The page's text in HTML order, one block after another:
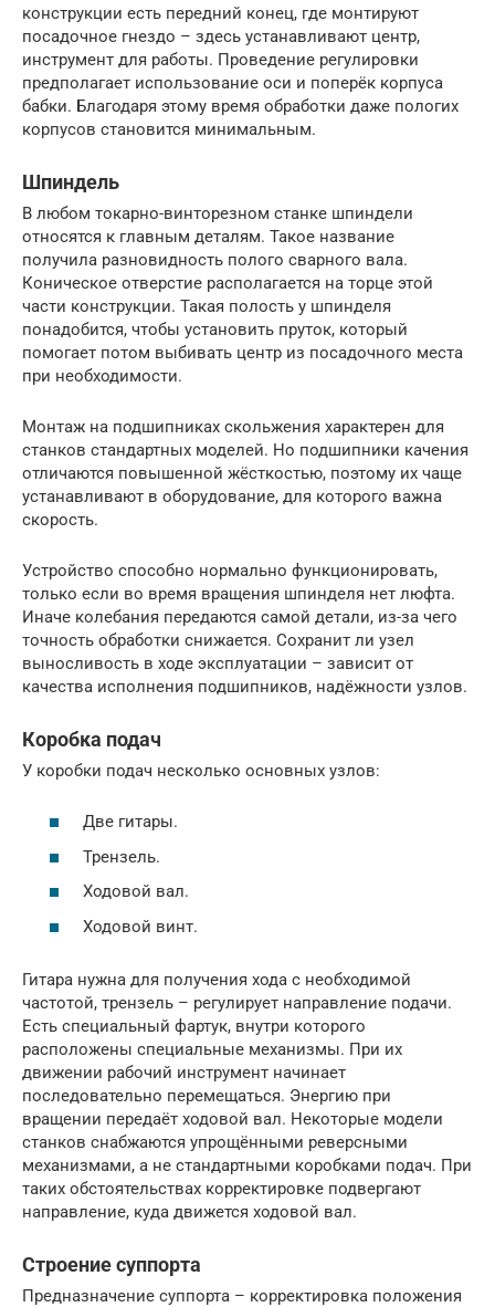
конструкции есть передний конец, где монтируют
посадочное гнездо – здесь устанавливают центр,
инструмент для работы. Проведение регулировки
предполагает использование оси и поперёк корпуса
бабки. Благодаря этому время обработки даже пологих
корпусов становится минимальным.
Шпиндель
В любом токарно-винторезном станке шпиндели
относятся к главным деталям. Такое название
получила разновидность полого сварного вала.
Коническое отверстие располагается на торце этой
части конструкции. Такая полость у шпинделя
понадобится, чтобы установить пруток, который
помогает потом выбивать центр из посадочного места
при необходимости.
Монтаж на подшипниках скольжения характерен для
станков стандартных моделей. Но подшипники качения
отличаются повышенной жёсткостью, поэтому их чаще
устанавливают в оборудование, для которого важна
скорость.
Устройство способно нормально функционировать,
только если во время вращения шпинделя нет люфта.
Иначе колебания передаются самой детали, из-за чего
точность обработки снижается. Сохранит ли узел
выносливость в ходе эксплуатации – зависит от
качества исполнения подшипников, надёжности узлов.
Коробка подач
У коробки подач несколько основных узлов:
Две гитары.
Трензель.
Ходовой вал.
Ходовой винт.
Гитара нужна для получения хода с необходимой
частотой, трензель – регулирует направление подачи.
Есть специальный фартук, внутри которого
расположены специальные механизмы. При их
движении рабочий инструмент начинает
последовательно перемещаться. Энергию при
вращении передаёт ходовой вал. Некоторые модели
станков снабжаются упрощёнными реверсными
механизмами, а не стандартными коробками подач. При
таких обстоятельствах корректировке подвергают
направление, куда движется ходовой вал.
Строение суппорта
Предназначение суппорта – корректировка положения